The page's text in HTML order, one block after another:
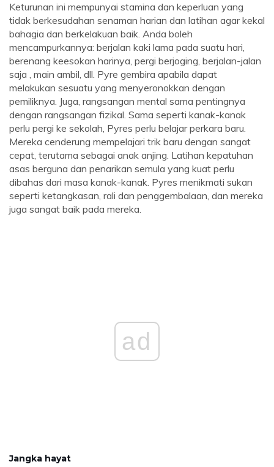
Keturunan ini mempunyai stamina dan keperluan yang
tidak berkesudahan senaman harian dan latihan agar kekal
bahagia dan berkelakuan baik. Anda boleh
mencampurkannya: berjalan kaki lama pada suatu hari,
berenang keesokan harinya, pergi berjoging, berjalan-jalan
saja , main ambil, dll. Pyre gembira apabila dapat
melakukan sesuatu yang menyeronokkan dengan
pemiliknya. Juga, rangsangan mental sama pentingnya
dengan rangsangan fizikal. Sama seperti kanak-kanak
perlu pergi ke sekolah, Pyres perlu belajar perkara baru.
Mereka cenderung mempelajari trik baru dengan sangat
cepat, terutama sebagai anak anjing. Latihan kepatuhan
asas berguna dan penarikan semula yang kuat perlu
dibahas dari masa kanak-kanak. Pyres menikmati sukan
seperti ketangkasan, rali dan penggembalaan, dan mereka
juga sangat baik pada mereka.
ad
Jangka hayat